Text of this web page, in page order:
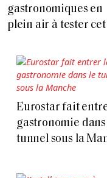
gastronomiques en
plein air à tester cet
Eurostar fait
gastronomie
tunnel sous la